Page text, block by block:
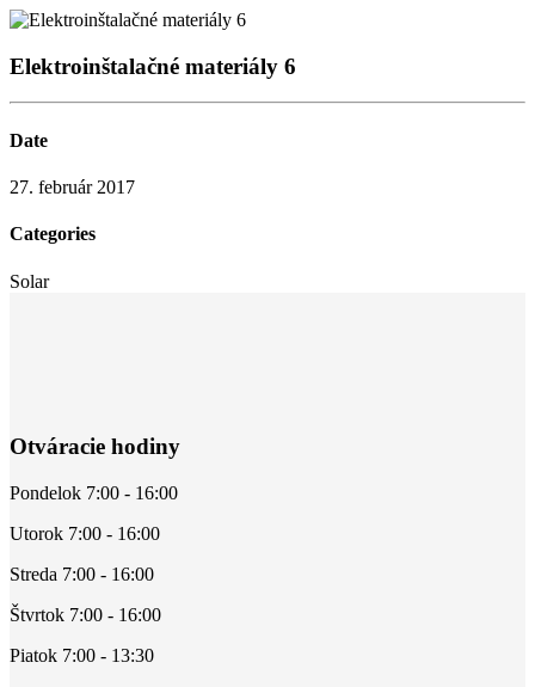
Elektroinštalačné materiály 6
Date
27. február 2017
Categories
Solar
Otváracie hodiny
Pondelok 7:00 - 16:00
Utorok 7:00 - 16:00
Streda 7:00 - 16:00
Štvrtok 7:00 - 16:00
Piatok 7:00 - 13:30